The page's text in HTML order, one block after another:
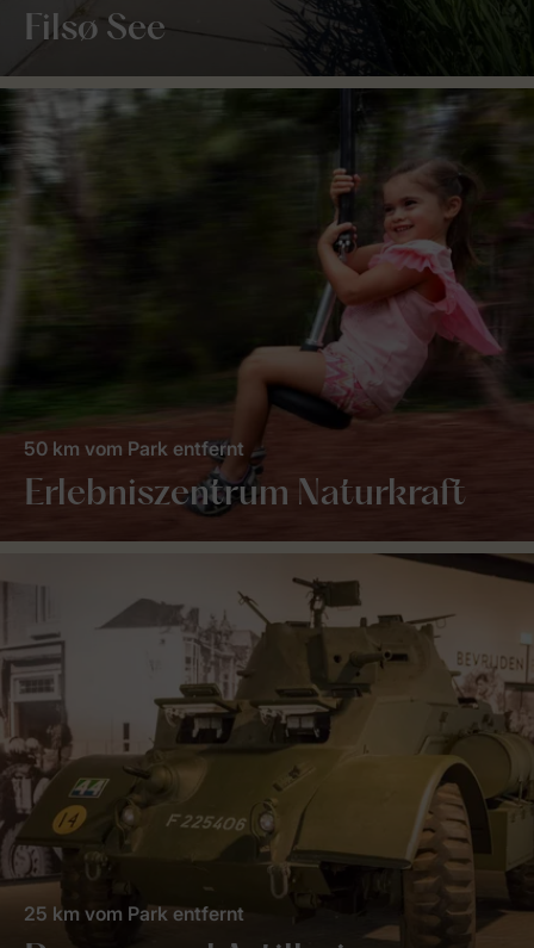
Filsø See
Erlebniszentrum Naturkraft
50 km vom Park entfernt
25 km vom Park entfernt